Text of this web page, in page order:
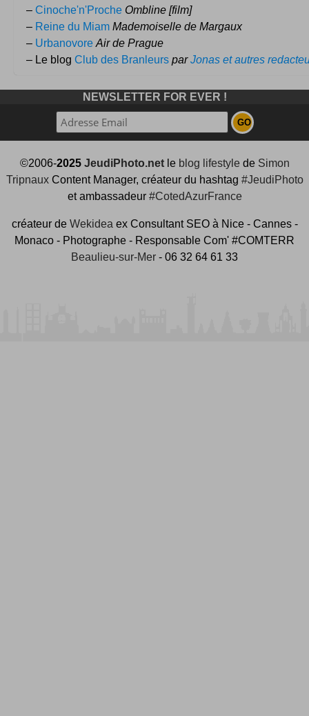
– Cinoche'n'Proche Ombline [film]
– Reine du Miam Mademoiselle de Margaux
– Urbanovore Air de Prague
– Le blog Club des Branleurs parJonas et autres
NEWSLETTER FOR EVER !
©2006-2025 JeudiPhoto.netle blog lifestylede Simon
TripnauxContent Manager, créateur du hashtag #JeudiPhoto
et ambassadeur #CotedAzurFrance
créateur de Wekidea ex Consultant SEO à Nice - Cannes -
Monaco - Photographe - Responsable Com' #COMTERR
Beaulieu-sur-Mer - 06 32 64 61 33